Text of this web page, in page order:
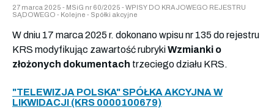
27 marca 2025 - MSiG nr 60/2025 - WPISY DO KRAJOWEGO REJESTRU
SĄDOWEGO - Kolejne - Spółki akcyjne
W dniu 17 marca 2025 r. dokonano wpisu nr 135 do rejestru
KRS modyfikując zawartość rubrykiWzmianki o
złożonych dokumentach trzeciego działu KRS.
"TELEWIZJA POLSKA" SPÓŁKA AKCYJNA W
LIKWIDACJI (KRS 0000100679)